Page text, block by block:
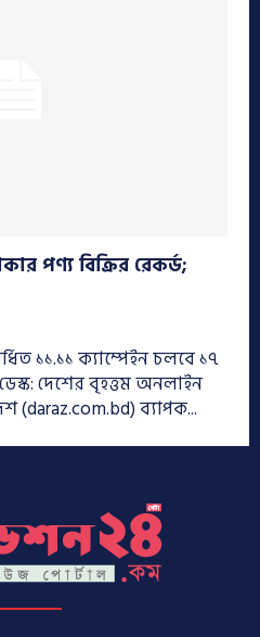
পণ্য বিক্রির রেকর্ড;
১১.১১ ক্যাম্পেইন চলবে ১৭
(daraz.com.bd) ব্যাপক...